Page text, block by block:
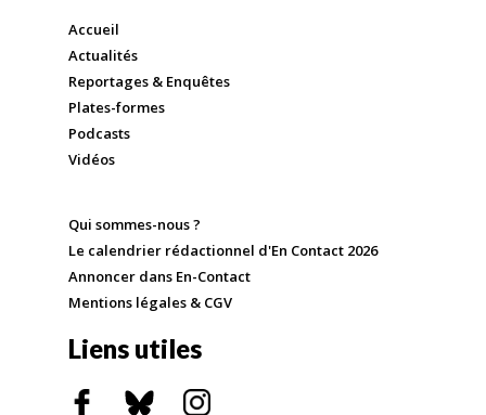
Accueil
Actualités
Reportages & Enquêtes
Plates-formes
Podcasts
Vidéos
Qui sommes-nous ?
Le calendrier rédactionnel d'En Contact 2026
Annoncer dans En-Contact
Mentions légales & CGV
Liens utiles